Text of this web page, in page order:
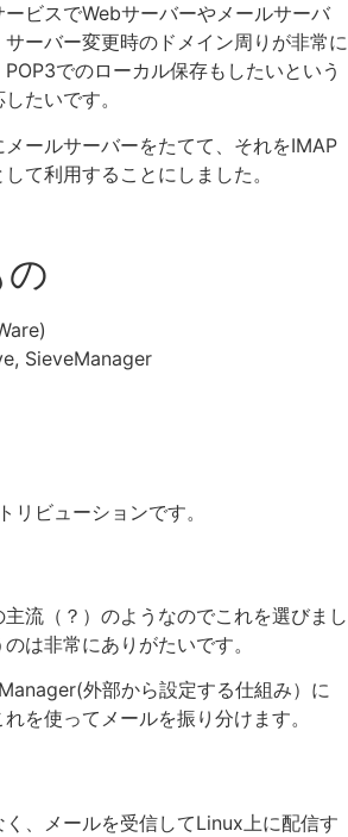
ビスでWebサーバーやメールサーバ
ーバー変更時のドメイン周りが非常に
でのローカル保存もしたいという
たいです。
ールサーバーをたてて、それをIMAP
て利用することにしました。
SieveManager
リビューションです。
流（？）のようなのでこれを選びまし
は非常にありがたいです。
外部から設定する仕組み）に
を使ってメールを振り分けます。
、メールを受信してLinux上に配信す